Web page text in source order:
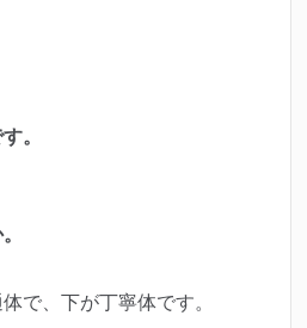
。
で、下が丁寧体です。